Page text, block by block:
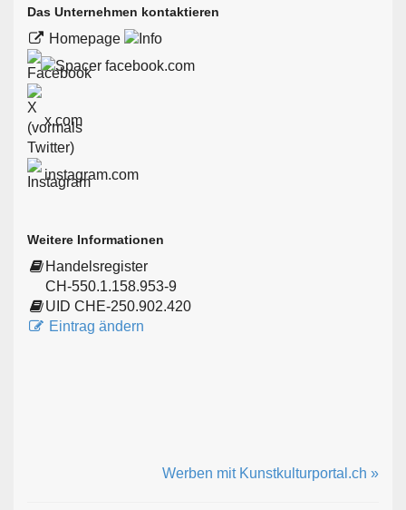
Das Unternehmen kontaktieren
Homepage
facebook.com
x.com
instagram.com
Weitere Informationen
Handelsregister
CH-550.1.158.953-9
UID CHE-250.902.420
Eintrag ändern
Werben mit Kunstkulturportal.ch »